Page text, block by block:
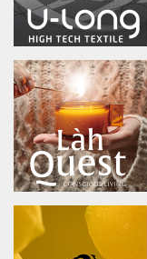
NA LIAN
brand identity/logo
澄涼羽毛球隊/品牌識別
U-long
brand identity/